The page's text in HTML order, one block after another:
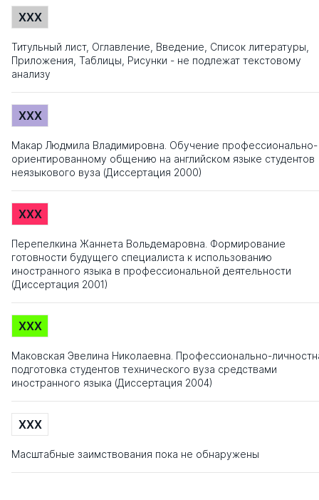
XXX
Титульный лист, Оглавление, Введение, Список литературы,
Приложения, Таблицы, Рисунки - не подлежат текстовому
анализу
XXX
Макар Людмила Владимировна. Обучение профессионально-
ориентированному общению на английском языке студентов
неязыкового вуза (Диссертация 2000)
XXX
Перепелкина Жаннета Вольдемаровна. Формирование
готовности будущего специалиста к использованию
иностранного языка в профессиональной деятельности
(Диссертация 2001)
XXX
Маковская Эвелина Николаевна. Профессионально-
подготовка студентов технического вуза средствами
иностранного языка (Диссертация 2004)
XXX
Масштабные заимствования пока не обнаружены